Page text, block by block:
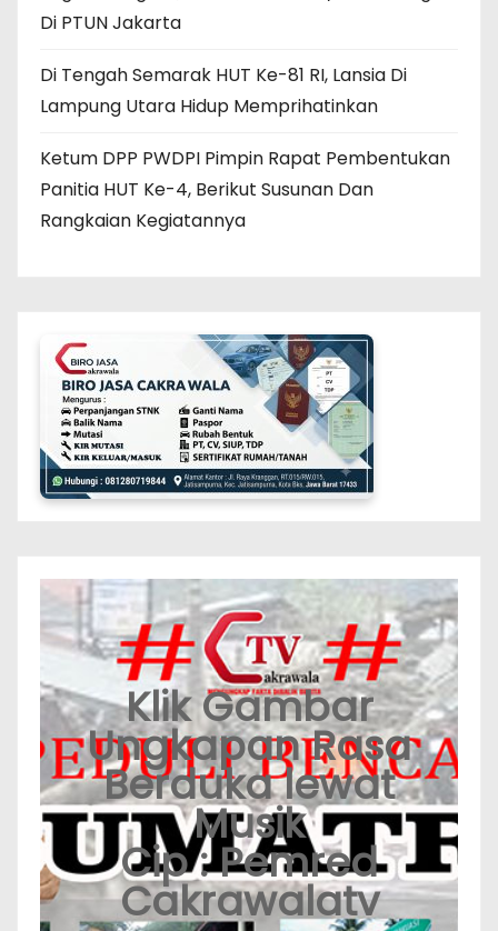
Di PTUN Jakarta
Di Tengah Semarak HUT Ke-81 RI, Lansia Di
Lampung Utara Hidup Memprihatinkan
Ketum DPP PWDPI Pimpin Rapat Pembentukan
Panitia HUT Ke-4, Berikut Susunan Dan
Rangkaian Kegiatannya
Klik Gambar
Ungkapan Rasa
Berduka lewat
Musik
Cip : Pemred
Cakrawalatv